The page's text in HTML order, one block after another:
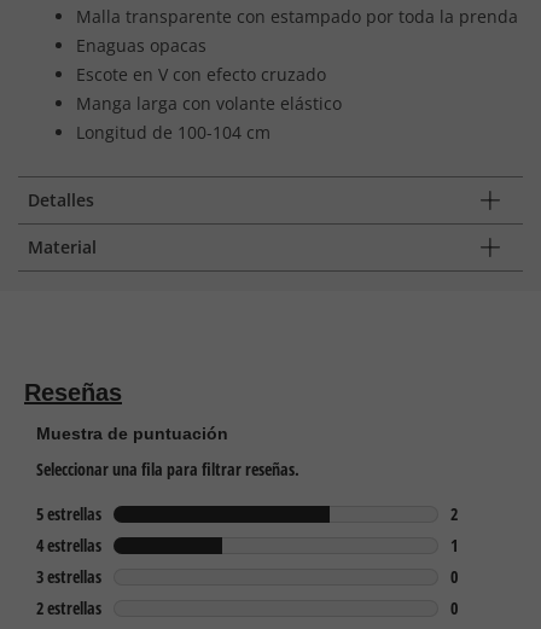
Malla transparente con estampado por toda la prenda
Enaguas opacas
Escote en V con efecto cruzado
Manga larga con volante elástico
Longitud de 100-104 cm
Detalles
Material